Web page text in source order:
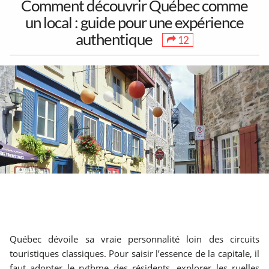
Acheter abonnés Instagram et Facebook
Google Ads Click Fraud Protection and Prevention
30
17
Festivals &
Marchés
104
Party & Nightlife
7
Théâtre &
Humour
Attractions
étonnants
Comment découvrir Québec comme
un local : guide pour une expérience
authentique
12
Québec dévoile sa vraie personnalité loin des circuits
touristiques classiques. Pour saisir l’essence de la capitale, il